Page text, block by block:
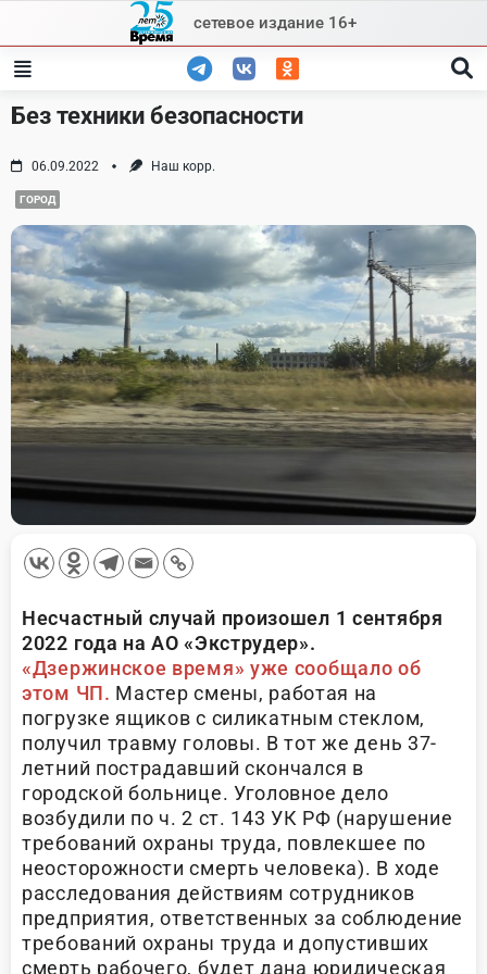
content
сетевое издание 16+
Без техники безопасности
06.09.2022 Наш корр.
ГОРОД
Несчастный случай произошел 1 сентября
2022 года на АО «Экструдер».
«Дзержинское время» уже сообщало об
этом ЧП. Мастер смены, работая на
погрузке ящиков с силикатным стеклом,
получил травму головы. В тот же день 37-
летний пострадавший скончался в
городской больнице. Уголовное дело
возбудили по ч. 2 ст. 143 УК РФ (нарушение
требований охраны труда, повлекшее по
неосторожности смерть человека). В ходе
расследования действиям сотрудников
предприятия, ответственных за соблюдение
требований охраны труда и допустивших
смерть рабочего, будет дана юридическая